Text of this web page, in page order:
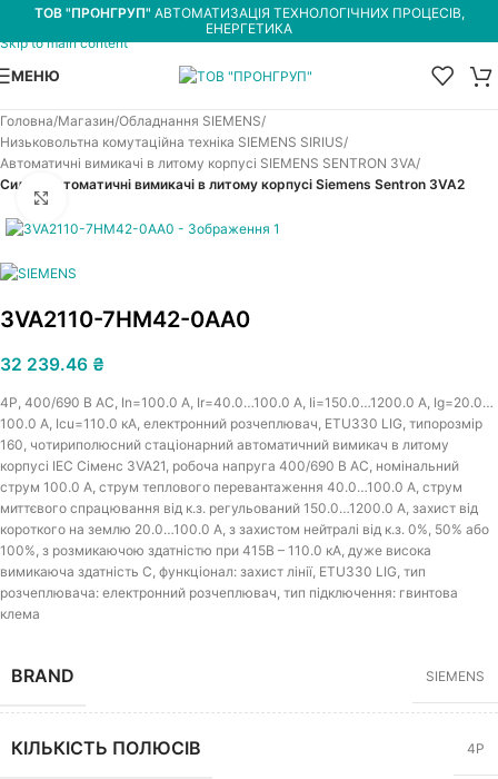
Skip to navigation
Skip to main content
ТОВ "ПРОНГРУП" АВТОМАТИЗАЦІЯ ТЕХНОЛОГІЧНИХ ПРОЦЕСІВ,
ЕНЕРГЕТИКА
МЕНЮ
Головна Магазин Обладнання SIEMENS
Низьковольтна комутаційна техніка SIEMENS SIRIUS
Автоматичні вимикачі в литому корпусі SIEMENS SENTRON 3VA
Силові автоматичні вимикачі в литому корпусі Siemens Sentron 3VA2
3VA2110-7HM42-0AA0
32 239.46 ₴
4P, 400/690 В АС, In=100.0 A, Ir=40.0…100.0 A, Iі=150.0…1200.0 A, Ig=20.0…
100.0 A, Icu=110.0 кА, електронний розчеплювач, ETU330 LIG, типорозмір
160, чотириполюсний стаціонарний автоматичний вимикач в литому
корпусі IEC Сіменс 3VA21, робоча напруга 400/690 В АС, номінальний
струм 100.0 A, струм теплового перевантаження 40.0…100.0 A, струм
миттєвого спрацювання від к.з. регульований 150.0…1200.0 A, захист від
короткого на землю 20.0…100.0 A, з захистом нейтралі від к.з. 0%, 50% або
100%, з розмикаючою здатністю при 415В – 110.0 кА, дуже висока
вимикаюча здатність C, функціонал: захист лінії, ETU330 LIG, тип
розчеплювача: електронний розчеплювач, тип підключення: гвинтова
клема
BRAND SIEMENS
КІЛЬКІСТЬ ПОЛЮСІВ 4P